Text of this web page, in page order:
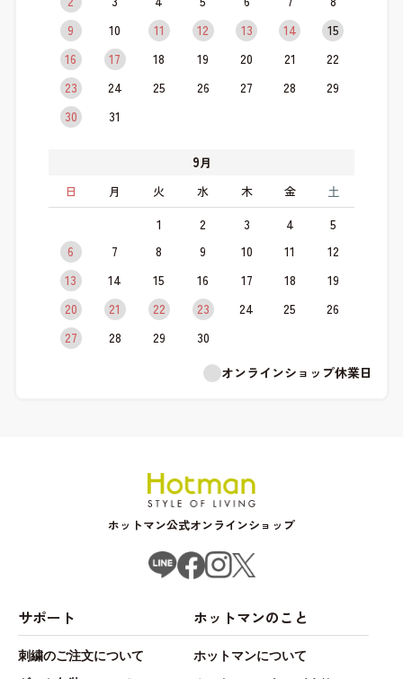
9
10 11 12 13 14
15
16
17 18 19 20 21
22
23
24 25 26 27 28
29
30
31
9月
日
月 火 水 木 金 土
1 2 3 4
5
6
7 8 9 10 11
12
13
14 15 16 17 18
19
20
21 22 23 24 25
26
27
28 29
30
オンラインショップ休業日
ホットマン公式オンラインショップ
サポート
刺繍のご注文について
ホットマンのこと
ホットマンについて